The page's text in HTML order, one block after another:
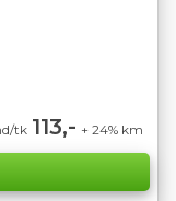
tk 113,- + 24% km